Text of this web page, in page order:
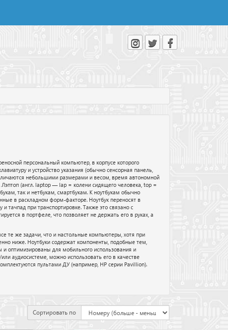
персональный компьютер, в корпусе которого
и устройство указания (обычно сенсорная панель,
небольшими размерами и весом, время автономной
(англ. laptop — lap = колени сидящего человека, top =
так и нетбукам, смартбукам. К ноутбукам обычно
в раскладном форм-факторе. Ноутбук переносят в
тачпад при транспортировке. Также это связано с
в портфеле, что позволяет не держать его в руках, а
те же задачи, что и настольные компьютеры, хотя при
ниже. Ноутбуки содержат компоненты, подобные тем,
оптимизированы для мобильного использования и
аудиосистеме, можно использовать его в качестве
пультами ДУ (например, HP серии Pavillion).
Сортировать по